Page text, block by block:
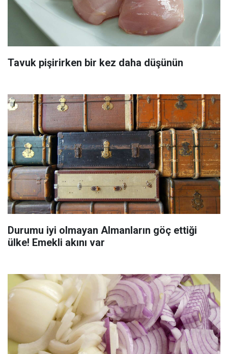
Tavuk pişirirken bir kez daha düşünün
Durumu iyi olmayan Almanların göç ettiği
ülke! Emekli akını var